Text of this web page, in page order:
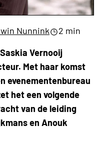
Nunnink
2 min
Vernooij
Met haar komst
evenementenbureau
het een volgende
van de leiding
en Anouk